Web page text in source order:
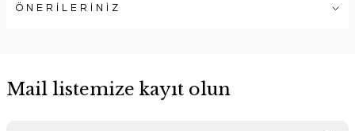
ÖNERİLERİNİZ
Mail listemize kayıt olun